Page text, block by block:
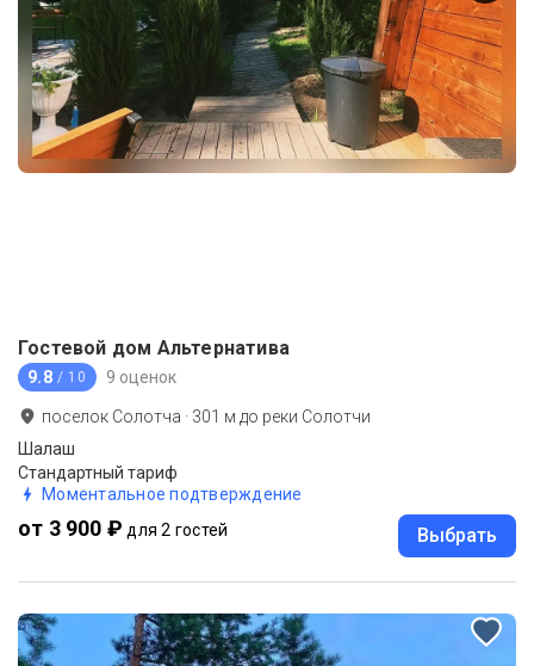
Гостевой дом Альтернатива
9.8 / 10 9 оценок
поселок Солотча · 301 м до реки Солотчи
Шалаш
Стандартный тариф
Моментальное подтверждение
от 3 900 ₽ для 2 гостей Выбрать